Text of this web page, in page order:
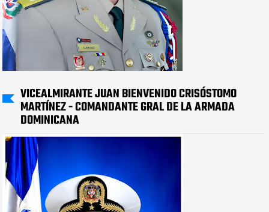
VICEALMIRANTE JUAN BIENVENIDO CRISÓSTOMO
MARTÍNEZ - COMANDANTE GRAL DE LA ARMADA
DOMINICANA